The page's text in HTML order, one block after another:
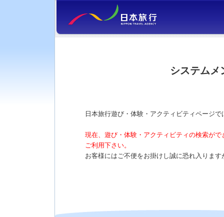
システムメ
日本旅行遊び・体験・アクティビティページ
現在、遊び・体験・アクティビティの検索が
ご利用下さい。
お客様にはご不便をお掛けし誠に恐れ入りま